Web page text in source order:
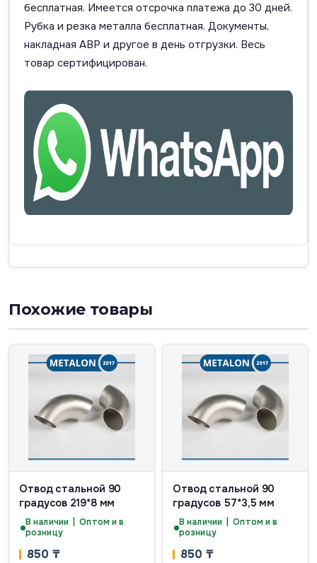
бесплатная. Имеется отсрочка платежа до 30 дней.
Рубка и резка металла бесплатная. Документы,
накладная АВР и другое в день отгрузки. Весь
товар сертифицирован.
Похожие товары
Отвод стальной 90
градусов 219*8 мм
В наличии | Оптом и в
розницу
850 ₸
Отвод стальной 90
градусов 57*3,5 мм
В наличии | Оптом и в
розницу
850 ₸